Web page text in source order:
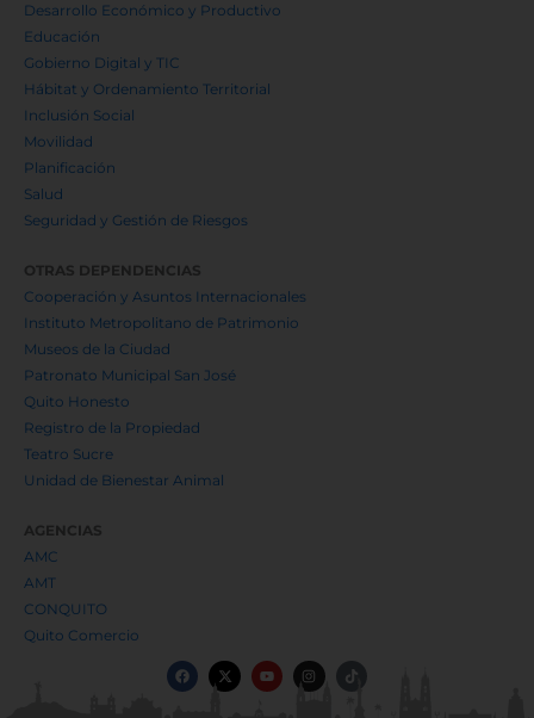
Desarrollo Económico y Productivo
Educación
Gobierno Digital y TIC
Hábitat y Ordenamiento Territorial
Inclusión Social
Movilidad
Planificación
Salud
Seguridad y Gestión de Riesgos
OTRAS DEPENDENCIAS
Cooperación y Asuntos Internacionales
Instituto Metropolitano de Patrimonio
Museos de la Ciudad
Patronato Municipal San José
Quito Honesto
Registro de la Propiedad
Teatro Sucre
Unidad de Bienestar Animal
AGENCIAS
AMC
AMT
CONQUITO
Quito Comercio
F
a
c
X
-
t
Y
o
u
I
n
s
T
i
k